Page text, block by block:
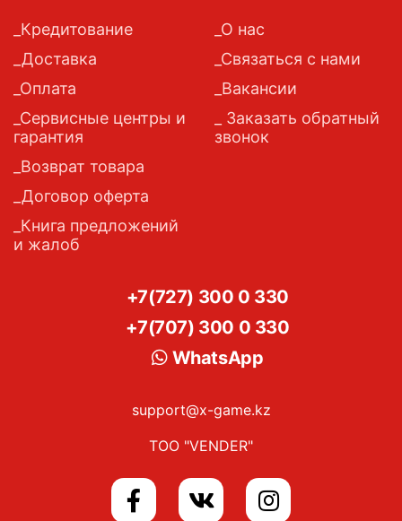
Кредитование
Доставка
Оплата
Сервисные центры и
гарантия
Возврат товара
Договор оферта
Книга предложений
и жалоб
О нас
Связаться с нами
Вакансии
Заказать обратный
звонок
+7(727) 300 0 330
+7(707) 300 0 330
WhatsApp
support@x-game.kz
ТОО "VENDER"